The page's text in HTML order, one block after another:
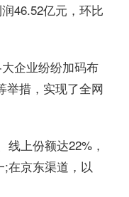
46.52亿元，环比
企业纷纷加码布
举措，实现了全网
上份额达22%，
在京东渠道，以